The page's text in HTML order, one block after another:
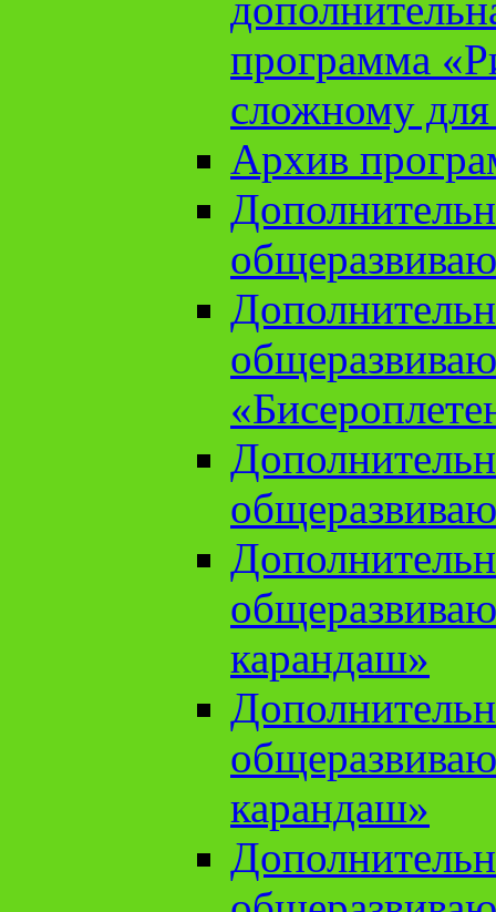
программа
сложному
Архив
карандаш»
карандаш»